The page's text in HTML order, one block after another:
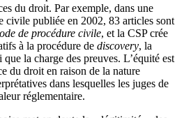
du droit. Par exemple, dans une
civile publiée en 2002, 83 articles sont
de procédure civile, et la CSP crée
à la procédure de discovery, la
la charge des preuves. L’équité est
du droit en raison de la nature
dans lesquelles les juges de
réglementaire.